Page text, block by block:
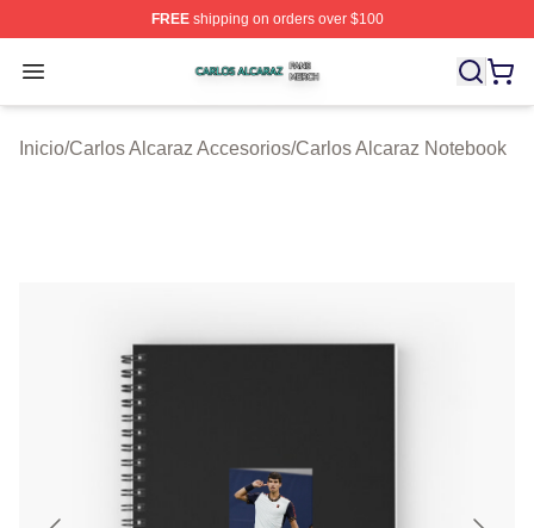
FREEshipping on orders over $100
Open menu
Carlos Alcaraz Shop ⚡️ Officially Licensed Carlos
Inicio/Carlos Alcaraz Accesorios/Carlos Alcaraz Notebook